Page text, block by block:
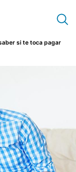
si te toca pagar